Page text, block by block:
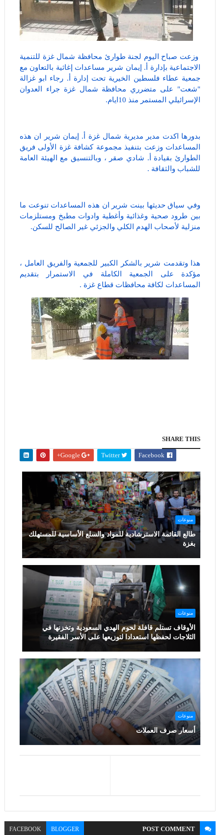
وزعت صباح اليوم لجنة طوارئ محافظة شمال غزة للتنمية
الاجتماعية بإدارة أ. إيمان شرير مساعدات إغاثية بالتعاون مع
جمعية عطاء فلسطين الخيرية تحت إدارة أ. رجاء ابو غزالة
"شعت" على متضرري محافظة شمال غزة جراء العدوان
الإسرائيلي المستمر منذ 10ايام.
بدورها اكدت مدير مديرية شمال غزة أ. إيمان شرير ان هذه
المساعدات وزعت بتنفيذ مجموعة كشافة غزة الأولى فريق
الطوارئ بقيادة أ. شادي صقر ، وبالتنسيق مع الهيئة العامة
للشباب والثقافة .
وفي سياق حديثها بينت شرير ان هذه المساعدات تنوعت ما
بين طرود صحية وغذائية وأغطية وادوات مطبخ ومستلزمات
منزلية لأصحاب الهدم الكلي والجزئي غير الصالح للسكن.
هذا وتقدمت شرير بالشكر الكبير للجمعية والفريق العامل ،
مؤكدة على الجمعية الكاملة في الاستمرار بتقديم
المساعدات لكافة محافظات قطاع غزة .
SHARE THIS
Facebook
Twitter
Google+
منوعات
طالع القائمة الاسترشادية للمواد والسلع الأساسية للمستهلك
بغزة
منوعات
الأوقاف تستلم قافلة لحوم الهدي السعودية وتخزنها في
الثلاجات لحفظها استعدادا لتوزيعها على الأسر الفقيرة
منوعات
أسعار صرف العملات
POSTCOMMENT
BLOGGER
FACEBOOK